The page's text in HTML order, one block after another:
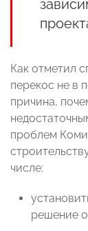
Как отметил
перекос не в
причина,
проблем
числе:
решение